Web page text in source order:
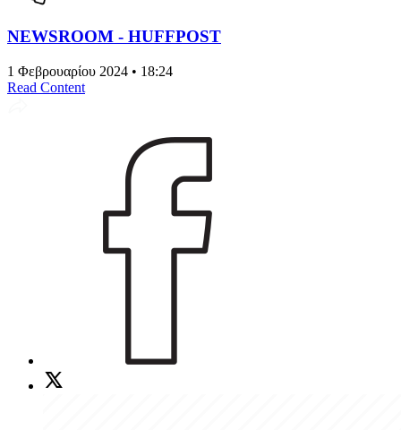
NEWSROOM - HUFFPOST
1 Φεβρουαρίου 2024 • 18:24
Read Content